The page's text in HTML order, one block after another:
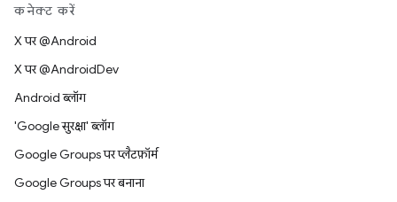
कनेक्ट करें
X पर @Android
X पर @AndroidDev
Android ब्लॉग
'Google सुरक्षा' ब्लॉग
Google Groups पर प्लैटफ़ॉर्म
Google Groups पर बनाना